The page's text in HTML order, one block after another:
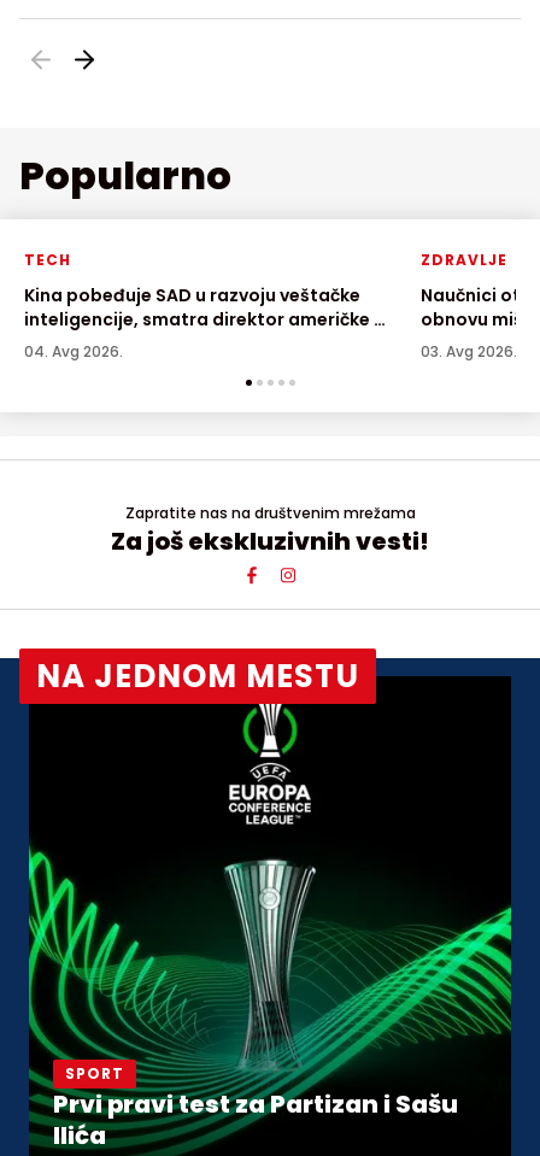
Popularno
TECH
Kina pobeđuje SAD u razvoju veštačke
inteligencije, smatra direktor američke AI
kompanije
04. Avg 2026.
ZDRAVLJE
Naučnici
obnovu
03. Avg 2026.
Zapratite nas na društvenim mrežama
Za još ekskluzivnih vesti!
NA JEDNOM MESTU
SPORT
Prvi pravi test za Partizan i Sašu
Ilića